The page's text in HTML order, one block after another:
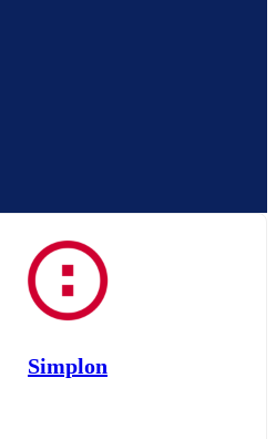
Simplon